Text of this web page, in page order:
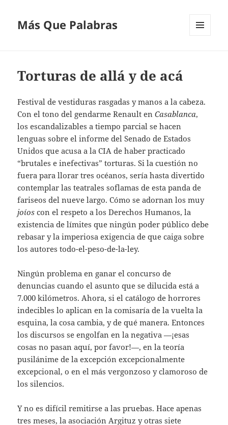
Más Que Palabras
Torturas de allá y de acá
Festival de vestiduras rasgadas y manos a la cabeza.
Con el tono del gendarme Renault enCasablanca,
los escandalizables a tiempo parcial se hacen
lenguas sobre el informe del Senado de Estados
Unidos que acusa a la CIA de haber practicado
“brutales e inefectivas” torturas. Si la cuestión no
fuera para llorar tres océanos, sería hasta divertido
contemplar las teatrales soflamas de esta panda de
fariseos del nueve largo. Cómo se adornan los muy
joíos con el respeto a los Derechos Humanos, la
existencia de límites que ningún poder público debe
rebasar y la imperiosa exigencia de que caiga sobre
los autores todo-el-peso-de-la-ley.
Ningún problema en ganar el concurso de
denuncias cuando el asunto que se dilucida está a
7.000 kilómetros. Ahora, si el catálogo de horrores
indecibles lo aplican en la comisaría de la vuelta la
esquina, la cosa cambia, y de qué manera. Entonces
los discursos se engolfan en la negativa —¡esas
cosas no pasan aquí, por favor!—, en la teoría
pusilánime de la excepción excepcionalmente
excepcional, o en el más vergonzoso y clamoroso de
los silencios.
Y no es difícil remitirse a las pruebas. Hace apenas
tres meses, la asociación Argituz y otras siete